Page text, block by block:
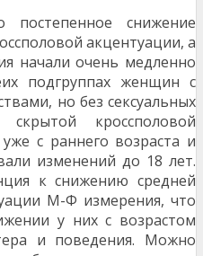
сни­жение
ак­центуации, а
начали очень медленно
под­группах женщин с
но без сексуальных
скрытой кроссполовой
с раннего возраста и
изменений до 18 лет.
к снижению средней
М-Ф измерения, что
у них с возрастом
и поведения. Можно